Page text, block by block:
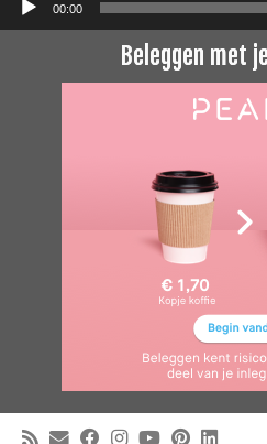
00:00
Beleggen met